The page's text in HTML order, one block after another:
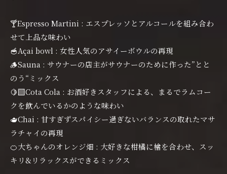
🍸Espresso Martini : エスプレッソとアルコールを組み合わ
せて上品な味わい
🥣Açai bowl : 女性人気のアサイーボウルの再現
🪵Sauna : サウナーの店主がサウナーのために作った”とと
のう“ミックス
🍋‍🟩Cota Cola : お酒好きスタッフによる、まるでラムコー
クを飲んでいるかのような味わい
🫖Chai : 甘すぎずスパイシー過ぎないバランスの取れたマサ
ラチャイの再現
🍊大ちゃんのオレンジ畑 : 大好きな柑橘に檜を合わせ、スッ
キリ&リラックスができるミックス